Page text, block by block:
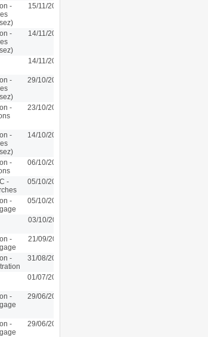
-
15/11/2015 13:40
-
14/11/2015 20:35
14/11/2015 13:36
-
29/10/2015 17:46
-
23/10/2015 14:55
-
14/10/2015 17:53
-
06/10/2015 14:38
-
05/10/2015 20:39
-
05/10/2015 15:56
03/10/2015 11:32
-
21/09/2015 11:27
-
31/08/2015 17:07
01/07/2015 10:26
-
29/06/2015 16:05
-
29/06/2015 15:59